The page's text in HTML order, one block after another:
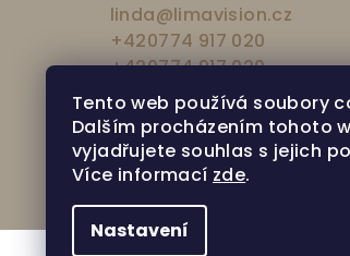
Tento web používá soubory
Dalším procházením tohoto
vyjadřujete souhlas s jejich
Více informací zde.
Nastavení
linda@limavision.cz
+420774 917 020
+420774 917 020